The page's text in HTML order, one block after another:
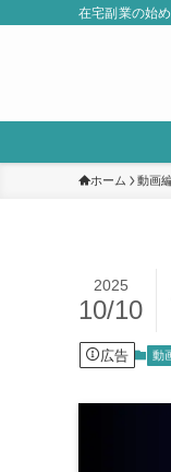
在宅副業の始
ホーム 動画
2025
10/10
広告 動